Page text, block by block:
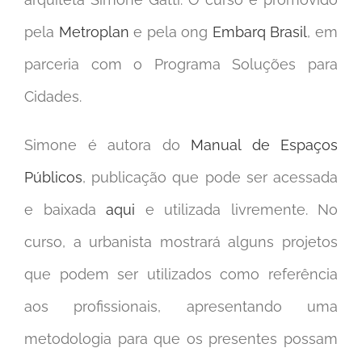
pela Metroplane pela ong Embarq Brasil, em
parceria com o Programa Soluções para
Cidades.
Simone é autora do Manual de Espaços
Públicos, publicação que pode ser acessada
e baixada aqui e utilizada livremente. No
curso, a urbanista mostrará alguns projetos
que podem ser utilizados como referência
aos profissionais, apresentando uma
metodologia para que os presentes possam